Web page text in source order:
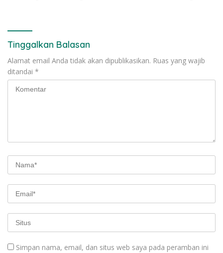
Tinggalkan Balasan
Alamat email Anda tidak akan dipublikasikan. Ruas yang wajib
ditandai *
Simpan nama, email, dan situs web saya pada peramban ini